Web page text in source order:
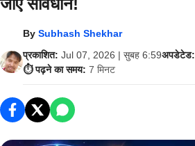
जाएं सावधान!
By Subhash Shekhar
प्रकाशित: Jul 07, 2026 | सुबह 6:59अपडेटेड:
⏱️ पढ़ने का समय: 7 मिनट